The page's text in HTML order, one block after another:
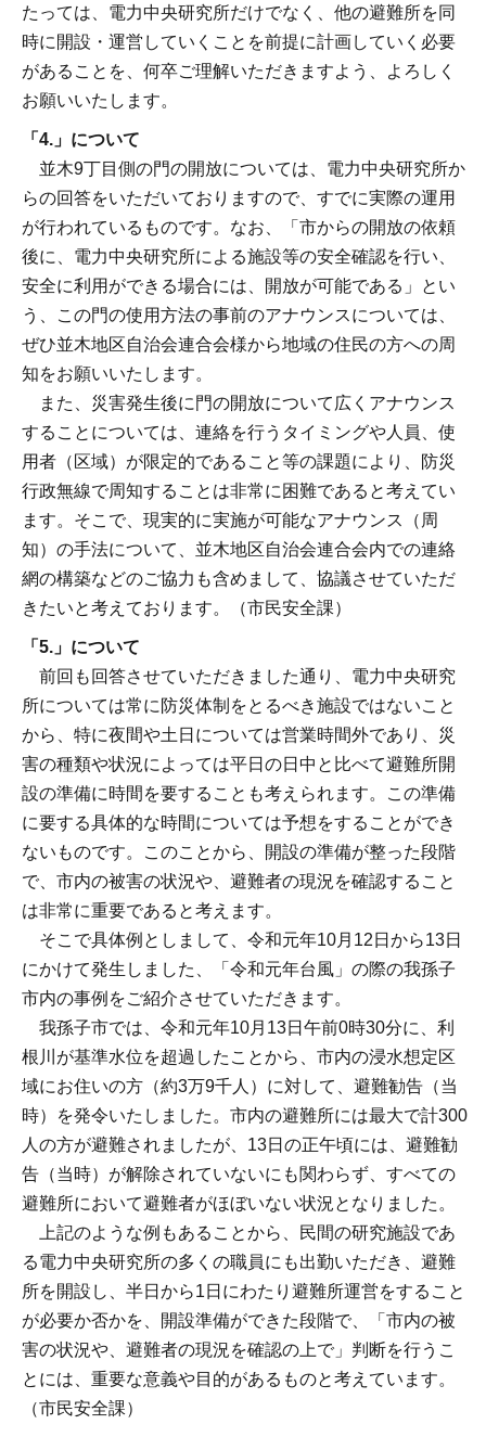
たっては、電力中央研究所だけでなく、他の避難所を同
時に開設・運営していくことを前提に計画していく必要
があることを、何卒ご理解いただきますよう、よろしく
お願いいたします。
「4.」について
並木9丁目側の門の開放については、電力中央研究所か
らの回答をいただいておりますので、すでに実際の運用
が行われているものです。なお、「市からの開放の依頼
後に、電力中央研究所による施設等の安全確認を行い、
安全に利用ができる場合には、開放が可能である」とい
う、この門の使用方法の事前のアナウンスについては、
ぜひ並木地区自治会連合会様から地域の住民の方への周
知をお願いいたします。
また、災害発生後に門の開放について広くアナウンス
することについては、連絡を行うタイミングや人員、使
用者（区域）が限定的であること等の課題により、防災
行政無線で周知することは非常に困難であると考えてい
ます。そこで、現実的に実施が可能なアナウンス（周
知）の手法について、並木地区自治会連合会内での連絡
網の構築などのご協力も含めまして、協議させていただ
きたいと考えております。（市民安全課）
「5.」について
前回も回答させていただきました通り、電力中央研究
所については常に防災体制をとるべき施設ではないこと
から、特に夜間や土日については営業時間外であり、災
害の種類や状況によっては平日の日中と比べて避難所開
設の準備に時間を要することも考えられます。この準備
に要する具体的な時間については予想をすることができ
ないものです。このことから、開設の準備が整った段階
で、市内の被害の状況や、避難者の現況を確認すること
は非常に重要であると考えます。
そこで具体例としまして、令和元年10月12日から13日
にかけて発生しました、「令和元年台風」の際の我孫子
市内の事例をご紹介させていただきます。
我孫子市では、令和元年10月13日午前0時30分に、利
根川が基準水位を超過したことから、市内の浸水想定区
域にお住いの方（約3万9千人）に対して、避難勧告（当
時）を発令いたしました。市内の避難所には最大で計300
人の方が避難されましたが、13日の正午頃には、避難勧
告（当時）が解除されていないにも関わらず、すべての
避難所において避難者がほぼいない状況となりました。
上記のような例もあることから、民間の研究施設であ
る電力中央研究所の多くの職員にも出勤いただき、避難
所を開設し、半日から1日にわたり避難所運営をすること
が必要か否かを、開設準備ができた段階で、「市内の被
害の状況や、避難者の現況を確認の上で」判断を行うこ
とには、重要な意義や目的があるものと考えています。
（市民安全課）